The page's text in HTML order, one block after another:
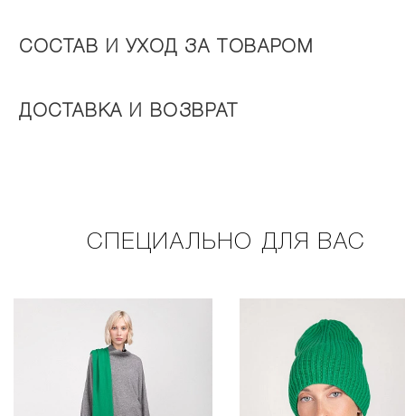
СОСТАВ И УХОД ЗА ТОВАРОМ
ДОСТАВКА И ВОЗВРАТ
СПЕЦИАЛЬНО ДЛЯ ВАС